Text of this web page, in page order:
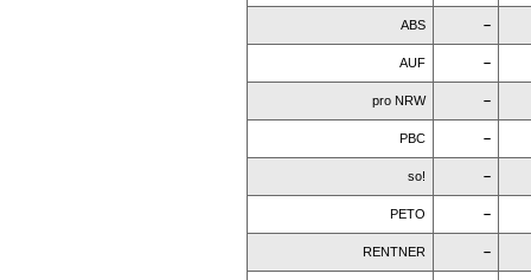
ABS –
AUF –
pro NRW –
PBC –
so! –
PETO –
RENTNER –